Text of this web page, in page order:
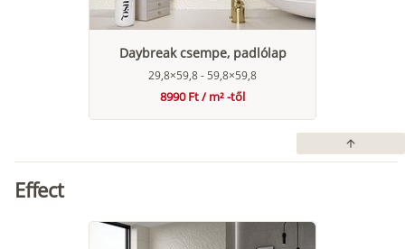
Daybreak csempe, padlólap
29,8×59,8 - 59,8×59,8
8990 Ft / m² -től
arrow_upward
Effect